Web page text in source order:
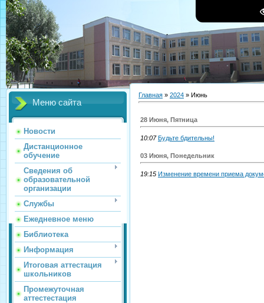
Меню сайта
Новости
Дистанционное
обучение
Сведения об
образовательной
организации
Службы
Ежедневное меню
Библиотека
Информация
Итоговая аттестация
школьников
Промежуточная
аттестестация
Главная » 2024 » Июнь
28 Июня, Пятница
10:07 Будьте бдительны!
03 Июня, Понедельник
19:15 Изменение времени приема